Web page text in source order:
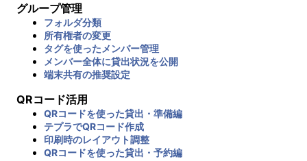
グループ管理
フォルダ分類
所有権者の変更
タグを使ったメンバー管理
メンバー全体に貸出状況を公開
端末共有の推奨設定
QRコード活用
QRコードを使った貸出・準備編
テプラでQRコード作成
印刷時のレイアウト調整
QRコードを使った貸出・予約編